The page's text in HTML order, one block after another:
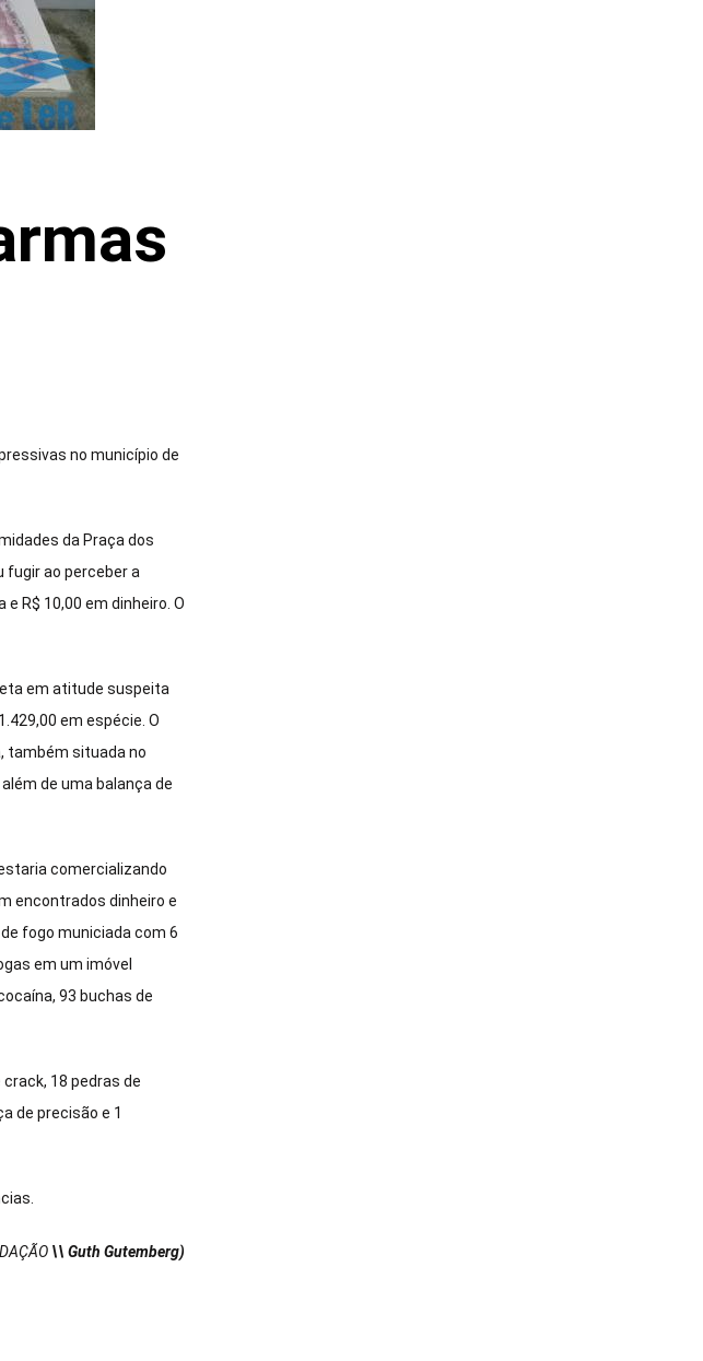
no município de
da Praça dos
fugir ao perceber a
R$ 10,00 em dinheiro. O
em atitude suspeita
em espécie. O
também situada no
de uma balança de
comercializando
encontrados dinheiro e
fogo municiada com 6
em um imóvel
93 buchas de
18 pedras de
de precisão e 1
\\ Guth Gutemberg)